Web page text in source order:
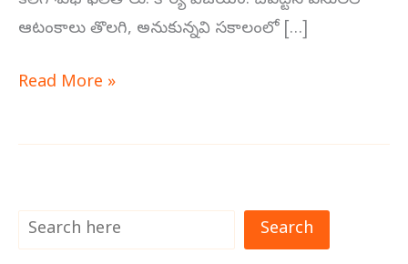
ఆటంకాలు తొలగి, అనుకున్నవి సకాలంలో […]
Read More »
Search